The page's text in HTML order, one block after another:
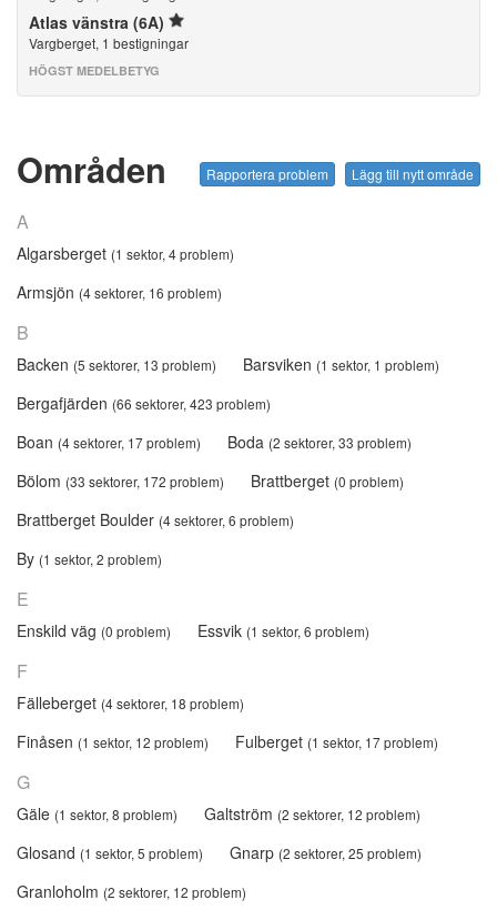
Atlas vänstra (6A)
Vargberget, 1 bestigningar
HÖGST MEDELBETYG
Områden Lägg till nytt område
Rapportera problem
A
Algarsberget (1 sektor, 4 problem)
Armsjön (4 sektorer, 16 problem)
B
Backen (5 sektorer, 13 problem) Barsviken (1 sektor, 1 problem)
Bergafjärden (66 sektorer, 423 problem)
Boan (4 sektorer, 17 problem) Boda (2 sektorer, 33 problem)
Bölom (33 sektorer, 172 problem) Brattberget (0 problem)
Brattberget Boulder (4 sektorer, 6 problem)
By (1 sektor, 2 problem)
E
Enskild väg (0 problem) Essvik (1 sektor, 6 problem)
F
Fälleberget (4 sektorer, 18 problem)
Finåsen (1 sektor, 12 problem) Fulberget (1 sektor, 17 problem)
G
Gäle (1 sektor, 8 problem) Galtström (2 sektorer, 12 problem)
Glosand (1 sektor, 5 problem) Gnarp (2 sektorer, 25 problem)
Granloholm (2 sektorer, 12 problem)